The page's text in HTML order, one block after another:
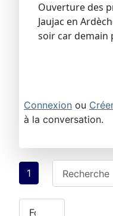
Ouverture des
Jaujac en
soir car demain
Connexion ou
à la conversation.
1